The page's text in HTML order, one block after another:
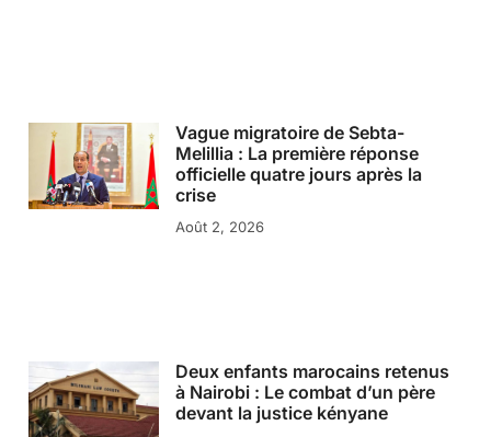
Vague migratoire de Sebta-
Melillia : La première réponse
officielle quatre jours après la
crise
Août 2, 2026
Deux enfants marocains retenus
à Nairobi : Le combat d’un père
devant la justice kényane